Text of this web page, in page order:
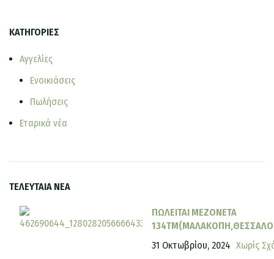
ΚΑΤΗΓΟΡΙΕΣ
Αγγελίες
Ενοικιάσεις
Πωλήσεις
Εταρικά νέα
ΤΕΛΕΥΤΑΙΑ ΝΕΑ
ΠΩΛΕΙΤΑΙ ΜΕΖΟΝΕΤΑ
31 Οκτωβρίου, 2024 Χωρίς